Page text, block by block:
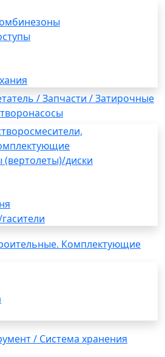
/ Запчасти / Затирочные
диски
Комплектующие
/ Система хранения